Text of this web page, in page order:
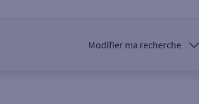
Modifier ma recherche